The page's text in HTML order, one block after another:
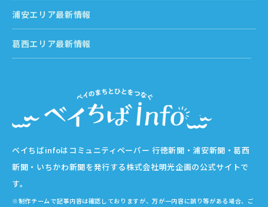
ベイちばinfoはコミュニティペーパー 行徳新聞・浦安新聞・葛西
新聞・いちかわ新聞を発行する株式会社明光企画の公式サイトで
す。
※制作チームで記事内容は確認しておりますが、万が一内容に誤り等がある場合、ご
浦安エリア最新情報
葛西エリア最新情報